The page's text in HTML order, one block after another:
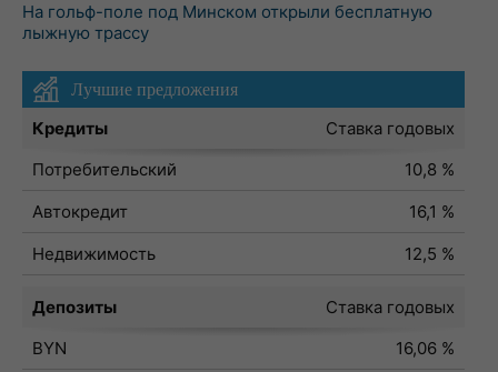
На гольф-поле под Минском открыли бесплатную
лыжную трассу
Лучшие предложения
Кредиты
Ставка годовых
Потребительский
10,8 %
Автокредит
16,1 %
Недвижимость
12,5 %
Депозиты
Ставка годовых
BYN
16,06 %